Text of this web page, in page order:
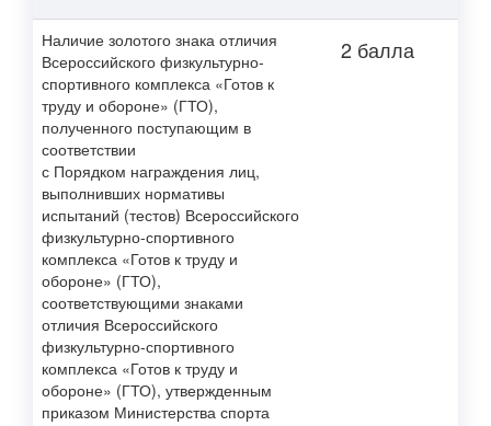
Наличие золотого знака отличия
Всероссийского физкультурно-
спортивного комплекса «Готов к
труду и обороне» (ГТО),
полученного поступающим в
соответствии
с Порядком награждения лиц,
выполнивших нормативы
испытаний (тестов) Всероссийского
физкультурно-спортивного
комплекса «Готов к труду и
обороне» (ГТО),
соответствующими знаками
отличия Всероссийского
физкультурно-спортивного
комплекса «Готов к труду и
обороне» (ГТО), утвержденным
приказом Министерства спорта
2 балла